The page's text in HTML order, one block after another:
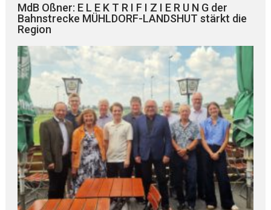
MdB Oßner: E L E K T R I F I Z I E R U N G der
Bahnstrecke MÜHLDORF-LANDSHUT stärkt die
Region